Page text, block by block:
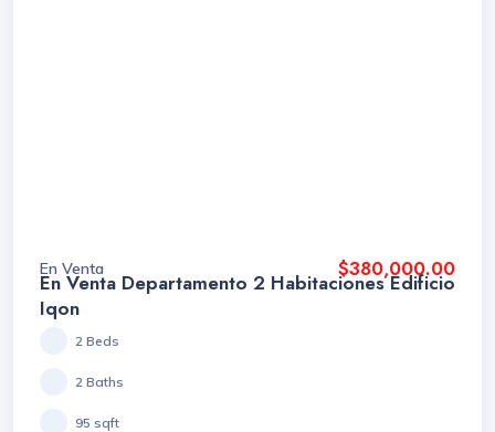
En Venta $380,000.00
En Venta Departamento 2 Habitaciones Edificio
Iqon
2 Beds
2 Baths
95 sqft